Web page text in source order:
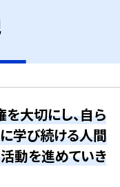
を大切にし、自ら
学び続ける人間
動を進めていき